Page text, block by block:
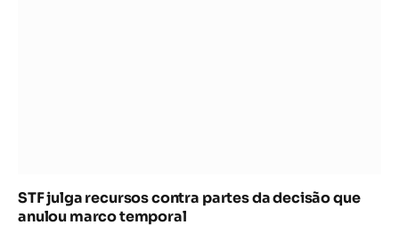
STF julga recursos contra partes da decisão que
anulou marco temporal